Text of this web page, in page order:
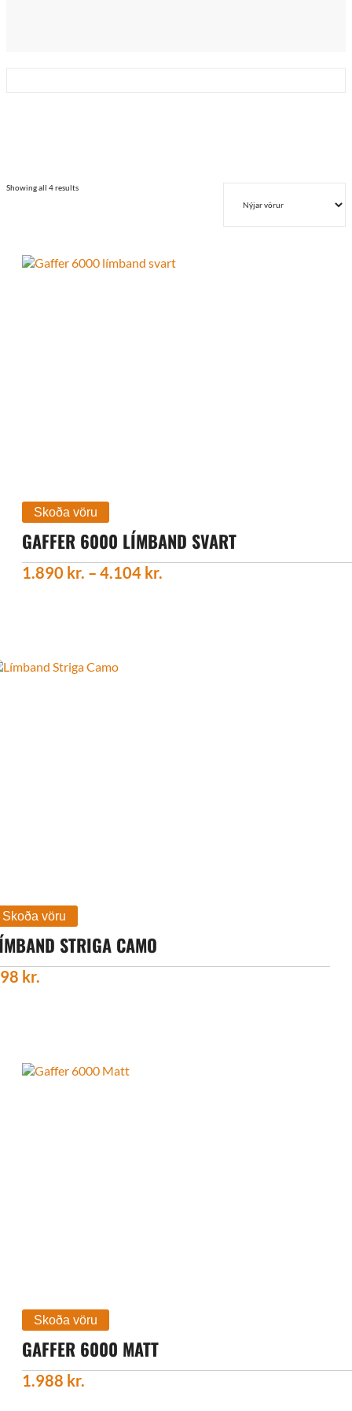
Showing all 4 resultsSorted
GAFFER 6000 LÍMBAND SVART
1.890 kr. – 4.104 kr.
STRIGA CAMO
kr.
GAFFER 6000 MATT
1.988 kr.